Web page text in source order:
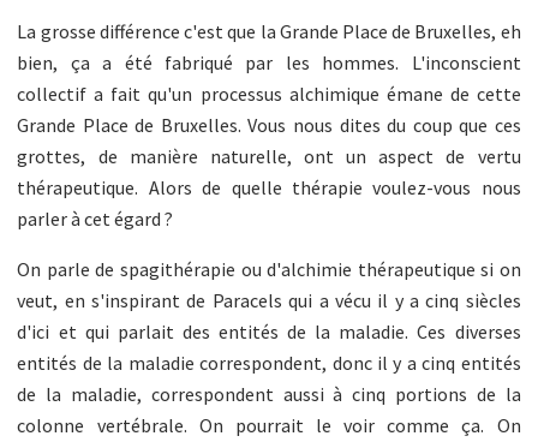
La grosse différence c'est que la Grande Place de Bruxelles, eh
bien, ça a été fabriqué par les hommes. L'inconscient
collectif a fait qu'un processus alchimique émane de cette
Grande Place de Bruxelles. Vous nous dites du coup que ces
grottes, de manière naturelle, ont un aspect de vertu
thérapeutique. Alors de quelle thérapie voulez-vous nous
parler à cet égard ?
On parle de spagithérapie ou d'alchimie thérapeutique si on
veut, en s'inspirant de Paracels qui a vécu il y a cinq siècles
d'ici et qui parlait des entités de la maladie. Ces diverses
entités de la maladie correspondent, donc il y a cinq entités
de la maladie, correspondent aussi à cinq portions de la
colonne vertébrale. On pourrait le voir comme ça. On